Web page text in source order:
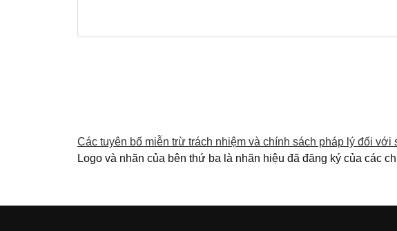
Các tuyên bố miễn trừ trách nhiệm và chính sách pháp lý đối với
Logo và nhãn của bên thứ ba là nhãn hiệu đã đăng ký của các